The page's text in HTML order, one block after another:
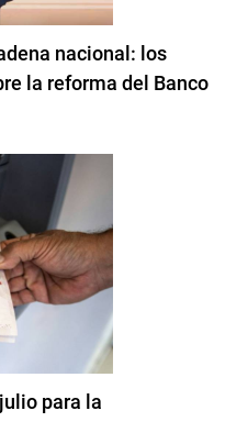
nacional: los
la reforma del Banco
para la